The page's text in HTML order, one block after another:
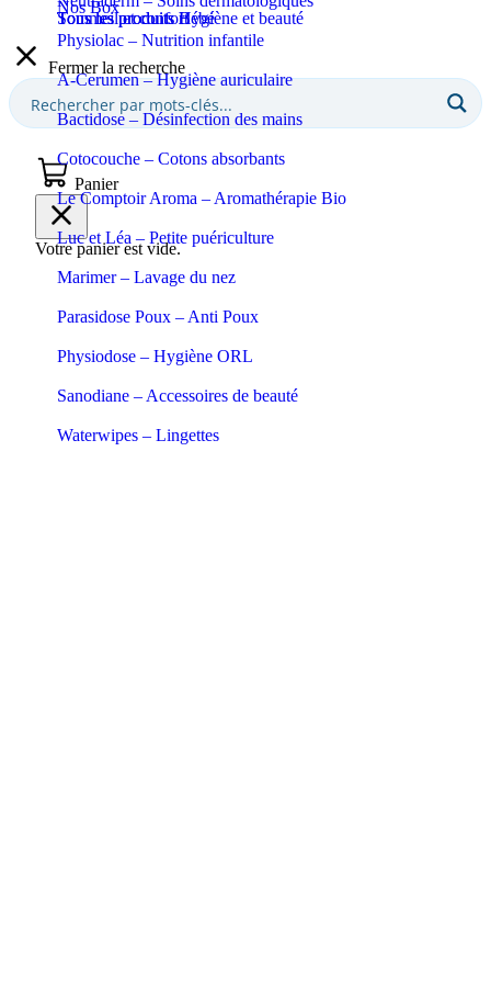
Sommeil et confort
Tous les produits Bébé
Tous les produits Hygiène et beauté
Physiolac – Nutrition infantile
A-Cerumen – Hygiène auriculaire
Bactidose – Désinfection des mains
Cotocouche – Cotons absorbants
Le Comptoir Aroma – Aromathérapie Bio
Luc et Léa – Petite puériculture
Marimer – Lavage du nez
Parasidose Poux – Anti Poux
Physiodose – Hygiène ORL
Sanodiane – Accessoires de beauté
Waterwipes – Lingettes
Nos Box
Fermer la recherche
Panier
Votre panier est vide.